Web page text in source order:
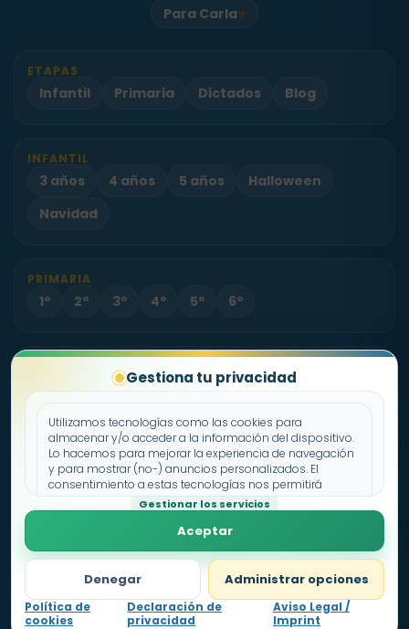
Gestiona tu privacidad
Utilizamos tecnologías como las cookies para
almacenar y/o acceder a la información del dispositivo.
Lo hacemos para mejorar la experiencia de navegación
y para mostrar (no-) anuncios personalizados. El
consentimiento a estas tecnologías nos permitirá
procesar datos como el comportamiento de
navegación o los ID's únicos en este sitio. No consentir o
retirar el consentimiento, puede afectar negativamente a
Gestionar los servicios
Aceptar
Denegar Administrar opciones
Política de
cookies
Declaración de
privacidad
Aviso Legal /
Imprint
Nivel1
Para Carla♥
ETAPAS
Infantil Primaria Dictados Blog
INFANTIL
3 años 4 años 5 años
Halloween
Navidad
PRIMARIA
1º 2º 3º 4º 5º 6º
Sobre Fichas.es Contacto
Política de cookies
Declaración de privacidad
Aviso legal